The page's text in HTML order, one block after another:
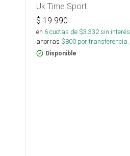
Uk Time Sport
$ 19.990
en 6cuotas de $3.332sin interés
ahorras $800 por transferencia.
Disponible